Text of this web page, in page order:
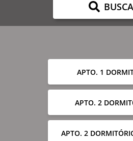
APTO. 1
APTO. 2
APTO. 2